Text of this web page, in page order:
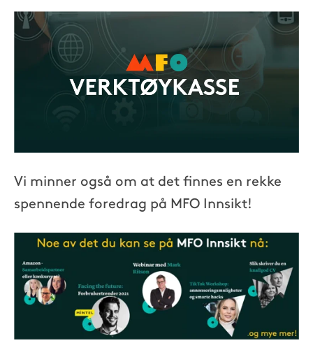
Vi minner også om at det finnes en rekke
spennende foredrag på MFO Innsikt!